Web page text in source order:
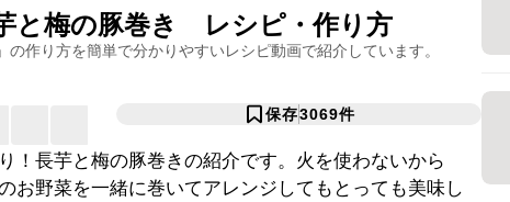
と梅の豚巻き レシピ・作り方
」の作り方を簡単で分かりやすいレシピ動画で紹介しています。
保存3069件
！長芋と梅の豚巻きの紹介です。火を使わないから
お野菜を一緒に巻いてアレンジしてもとっても美味し